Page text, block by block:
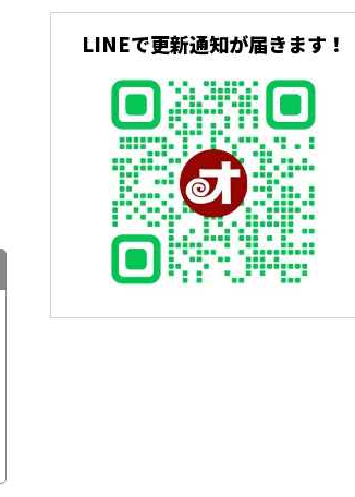
LINEで更新通知が届きます！